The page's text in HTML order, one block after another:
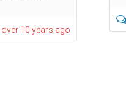
over 10 years ago